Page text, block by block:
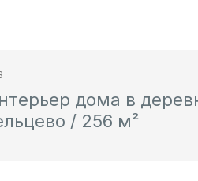
дома в
/ 256 м²